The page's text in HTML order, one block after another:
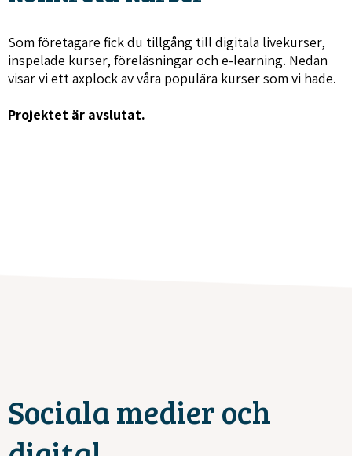
Som företagare fick du tillgång till digitala livekurser,
inspelade kurser, föreläsningar och e-learning. Nedan
visar vi ett axplock av våra populära kurser som vi hade.
Projektet är avslutat.
Sociala medier och